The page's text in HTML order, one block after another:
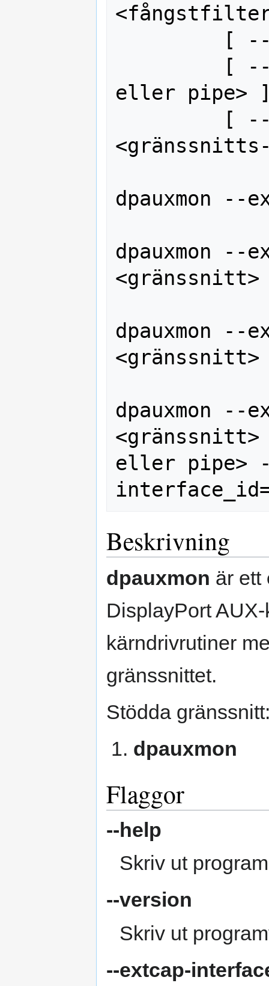
eller pipe>
dpauxmon --
dpauxmon --
dpauxmon --
dpauxmon --
eller pipe>
Beskrivning
dpauxmon är ett
DisplayPort
kärndrivrutiner
gränssnittet.
Stödda
dpauxmon
Flaggor
--help
Skriv ut
--version
Skriv ut
--extcap-